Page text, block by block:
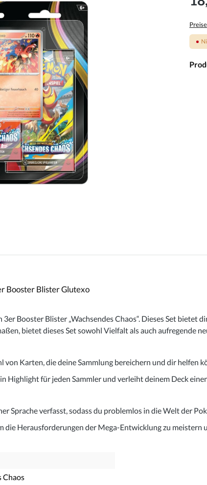
Booster Blister Glutexo
Booster Blister „Wachsendes Chaos“. Dieses Set
bietet dieses Set sowohl Vielfalt als auch aufregende
von Karten, die deine Sammlung bereichern und dir helfen
Highlight für jeden Sammler und verleiht deinem Deck
Sprache verfasst, sodass du problemlos in die Welt der
Herausforderungen der Mega-Entwicklung zu meistern
Chaos